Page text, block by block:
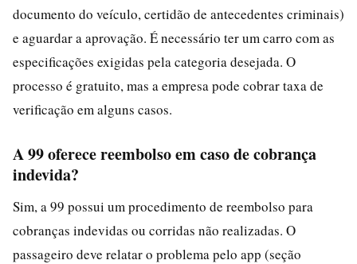
documento do veículo, certidão de antecedentes criminais)
e aguardar a aprovação. É necessário ter um carro com as
especificações exigidas pela categoria desejada. O
processo é gratuito, mas a empresa pode cobrar taxa de
verificação em alguns casos.
A 99 oferece reembolso em caso de cobrança
indevida?
Sim, a 99 possui um procedimento de reembolso para
cobranças indevidas ou corridas não realizadas. O
passageiro deve relatar o problema pelo app (seção